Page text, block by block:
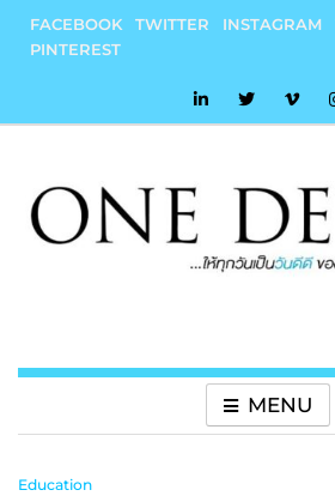
content
FACEBOOK TWITTER INSTAGRAM
PINTEREST
MENU
Education